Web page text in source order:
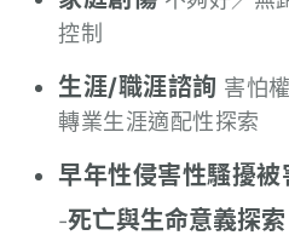
控制
生涯/職涯諮詢 害怕
轉業生涯適配性探索
早年性侵害性騷擾
-死亡與生命意義探索